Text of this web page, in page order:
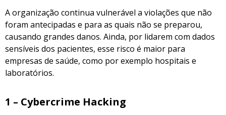
A organização continua vulnerável a violações que não
foram antecipadas e para as quais não se preparou,
causando grandes danos. Ainda, por lidarem com dados
sensíveis dos pacientes, esse risco é maior para
empresas de saúde, como por exemplo hospitais e
laboratórios.
1 – Cybercrime Hacking